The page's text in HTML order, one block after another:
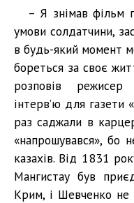
– Я знімав фільм
умови солдатчини,
в будь-який момент
бореться за своє
розповів
інтерв’ю для газети
раз саджали в
«напрошувався», бо
казахів. Від 1831
Мангистау був
Крим, і Шевченко не